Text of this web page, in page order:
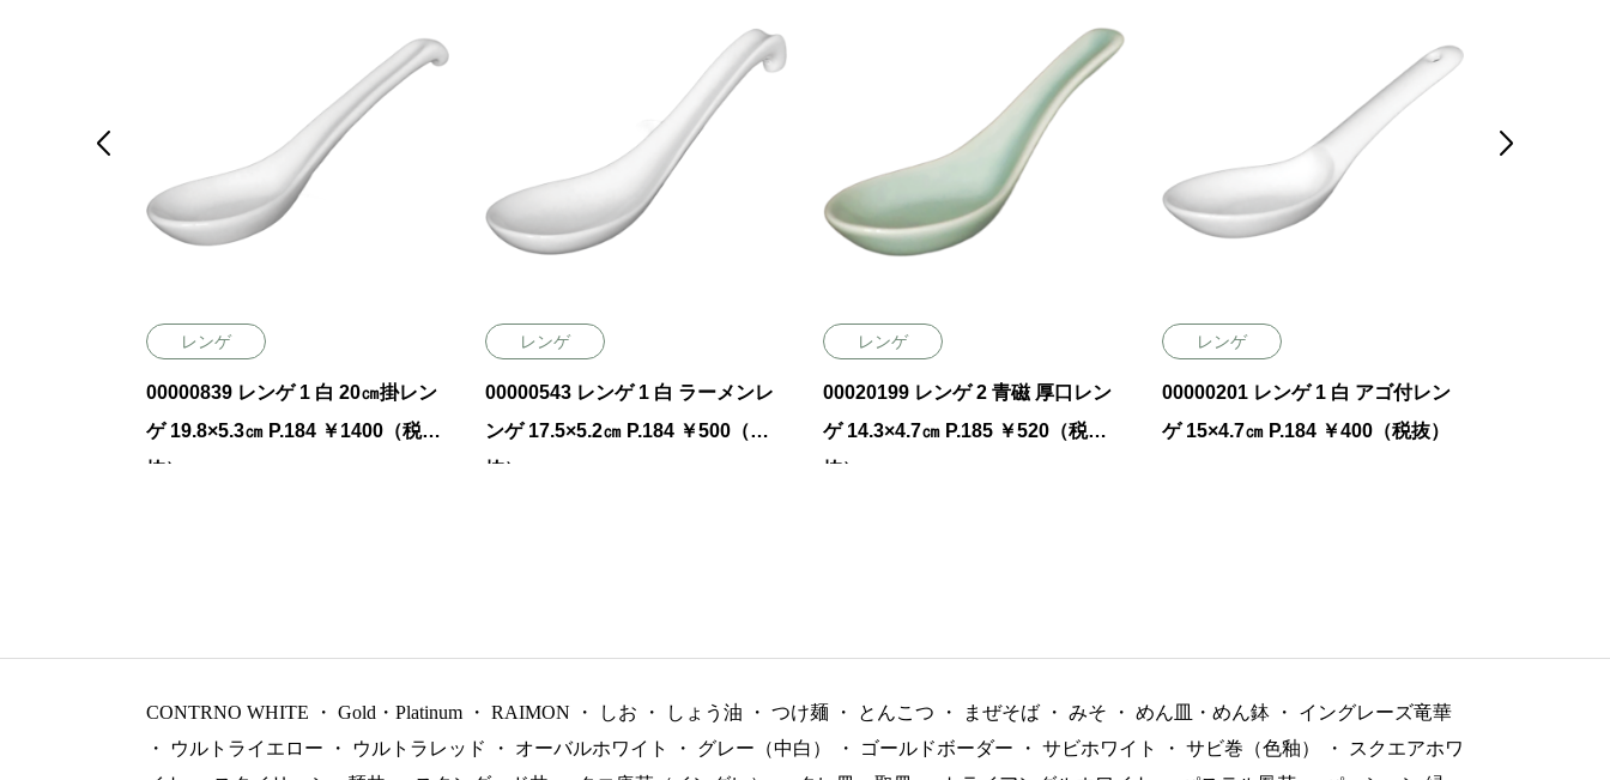
レンゲ
00000839 レンゲ 1 白 20㎝掛レン
ゲ 19.8×5.3㎝ P.184 ￥1400（税
抜）
レンゲ
00000543 レンゲ 1 白 ラーメンレ
ンゲ 17.5×5.2㎝ P.184 ￥500（税
抜）
レンゲ
00020199 レンゲ 2 青磁 厚口レン
ゲ 14.3×4.7㎝ P.185 ￥520（税
抜）
レンゲ
00000201 レンゲ 1 白 アゴ付レン
ゲ 15×4.7㎝ P.184 ￥400（税抜）
 
CONTRNO WHITE ・ Gold・Platinum ・ RAIMON ・ しお ・ しょう油 ・ つけ麺 ・ とんこつ ・ まぜそば ・ みそ ・ めん皿・めん鉢 ・
イングレーズ竜華
・
ウルトライエロー ・ ウルトラレッド ・ オーバルホワイト ・ グレー（中白） ・ ゴールドボーダー ・ サビホワイト ・ サビ巻（色釉） ・
スクエアホワ